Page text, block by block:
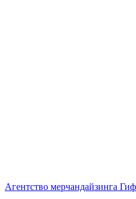
Агентство мерчандайзинга